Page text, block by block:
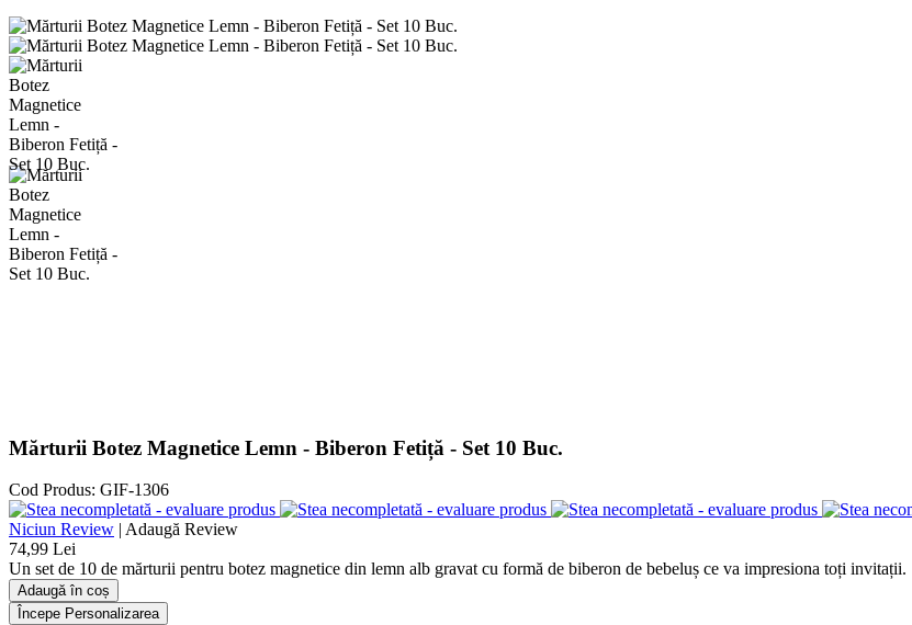
Mărturii Botez Magnetice Lemn - Biberon Fetiță - Set 10 Buc.
Cod Produs: GIF-1306
Niciun Review | Adaugă Review
74,99 Lei
Un set de 10 de mărturii pentru botez magnetice din lemn alb gravat cu formă de biberon de bebeluș ce va impresiona toți invitații.
Adaugă în coș
Începe Personalizarea